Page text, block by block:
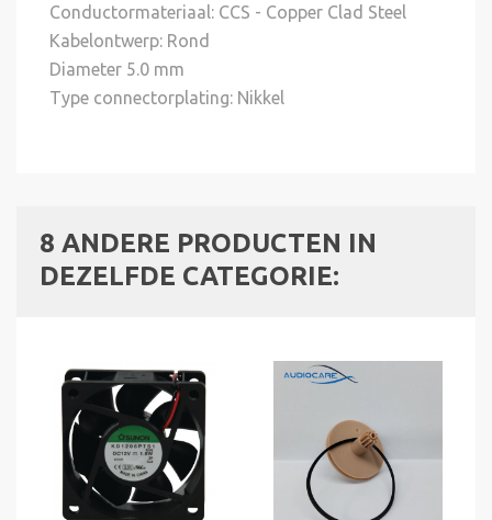
Conductormateriaal: CCS - Copper Clad Steel
Kabelontwerp: Rond
Diameter 5.0 mm
Type connectorplating: Nikkel
8 ANDERE PRODUCTEN IN
DEZELFDE CATEGORIE: